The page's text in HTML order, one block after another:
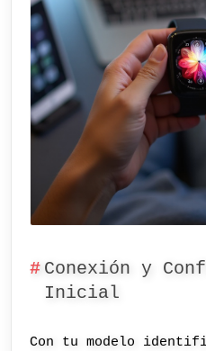
Conexión y
Inicial
Con tu modelo